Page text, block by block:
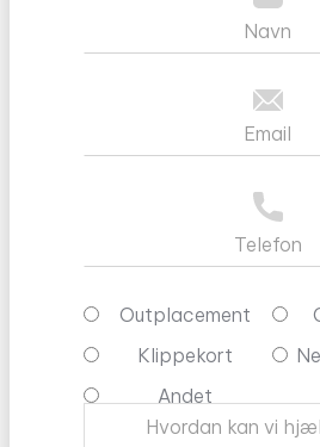
Outplacement
Klippekort
Andet